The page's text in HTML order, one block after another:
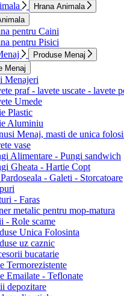
Hrana Animala
pentru Caini
pentru Pisici
Produse Menaj
Menaj
Menajeri
praf - lavete uscate - lavete
Umede
Plastic
Aluminiu
Menaj, masti de unica
vase
Alimentare - Pungi sandwich
Gheata - Hartie Copt
- Galeti - Storcatoare
- Faras
metalic pentru mop-matura
- Role scame
Unica Folosinta
uz caznic
bucatarie
Termorezistente
Emailate - Teflonate
depozitare